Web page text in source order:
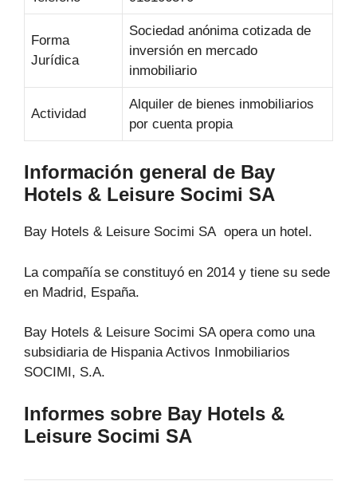
Forma
Jurídica
Sociedad anónima cotizada de
inversión en mercado
inmobiliario
Actividad
Alquiler de bienes inmobiliarios
por cuenta propia
Información general de Bay
Hotels & Leisure Socimi SA
Bay Hotels & Leisure Socimi SA opera un hotel.
La compañía se constituyó en 2014 y tiene su sede
en Madrid, España.
Bay Hotels & Leisure Socimi SA opera como una
subsidiaria de Hispania Activos Inmobiliarios
SOCIMI, S.A.
Informes sobre Bay Hotels &
Leisure Socimi SA